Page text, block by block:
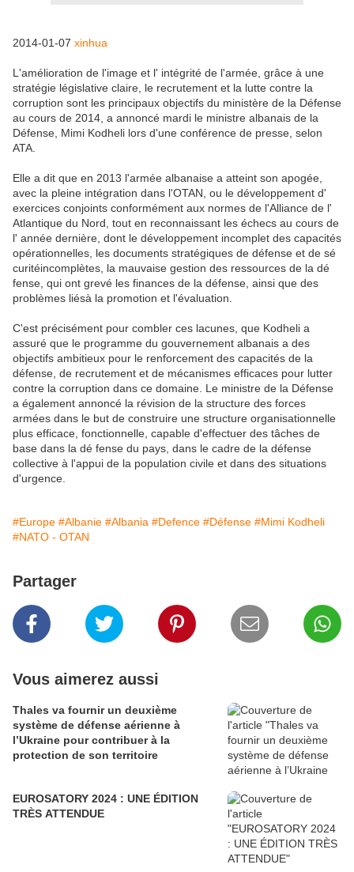
2014-01-07 xinhua
L'amélioration de l'image et l' intégrité de l'armée, grâce à une
stratégie législative claire, le recrutement et la lutte contre la
corruption sont les principaux objectifs du ministère de la Défense
au cours de 2014, a annoncé mardi le ministre albanais de la
Défense, Mimi Kodheli lors d'une conférence de presse, selon
ATA.
Elle a dit que en 2013 l'armée albanaise a atteint son apogée,
avec la pleine intégration dans l'OTAN, ou le développement d'
exercices conjoints conformément aux normes de l'Alliance de l'
Atlantique du Nord, tout en reconnaissant les échecs au cours de
l' année dernière, dont le développement incomplet des capacités
opérationnelles, les documents stratégiques de défense et de sé
curitéincomplètes, la mauvaise gestion des ressources de la dé
fense, qui ont grevé les finances de la défense, ainsi que des
problèmes liésà la promotion et l'évaluation.
C'est précisément pour combler ces lacunes, que Kodheli a
assuré que le programme du gouvernement albanais a des
objectifs ambitieux pour le renforcement des capacités de la
défense, de recrutement et de mécanismes efficaces pour lutter
contre la corruption dans ce domaine. Le ministre de la Défense
a également annoncé la révision de la structure des forces
armées dans le but de construire une structure organisationnelle
plus efficace, fonctionnelle, capable d'effectuer des tâches de
base dans la dé fense du pays, dans le cadre de la défense
collective à l'appui de la population civile et dans des situations
d'urgence.
#Europe #Albanie #Albania #Defence #Défense #Mimi Kodheli
#NATO - OTAN
Partager
Vous aimerez aussi
Thales va fournir un deuxième
système de défense aérienne à
l’Ukraine pour contribuer à la
protection de son territoire
EUROSATORY 2024 : UNE ÉDITION
TRÈS ATTENDUE